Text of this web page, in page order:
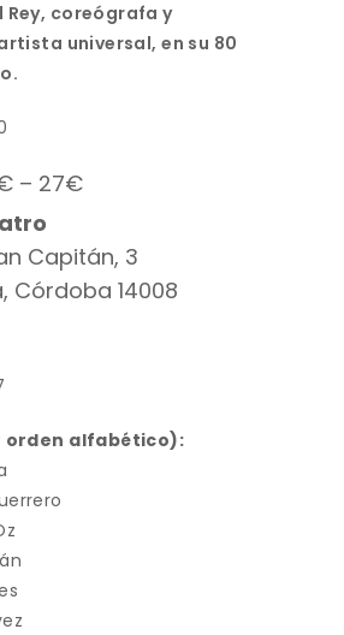
Rey, coreógrafa y
universal, en su 80
– 27€
Capitán, 3
Córdoba 14008
orden alfabético):